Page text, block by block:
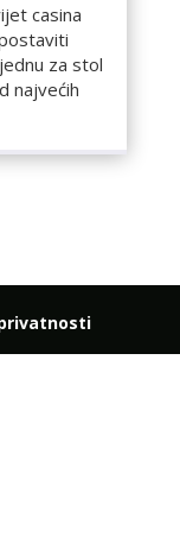
casina
za stol
najvećih